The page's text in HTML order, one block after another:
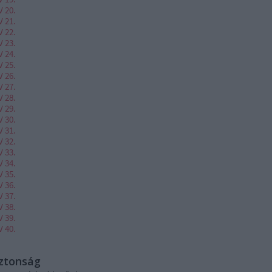
20.
21.
22.
23.
24.
25.
26.
27.
28.
29.
30.
31.
32.
33.
34.
35.
36.
37.
38.
39.
40.